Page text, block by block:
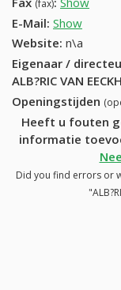
(fax)
E-Mail: Show
Website: n\a
Eigenaar /
ALB?RIC VAN
Openingstijden
Heeft u fouten
informatie
Did you find errors or